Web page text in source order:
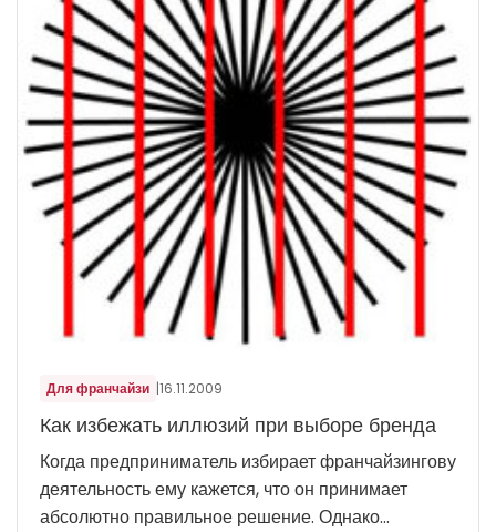
Для франчайзи |16.11.2009
Как избежать иллюзий при выборе бренда
Когда предприниматель избирает франчайзингову
деятельность ему кажется, что он принимает
абсолютно правильное решение. Однако...